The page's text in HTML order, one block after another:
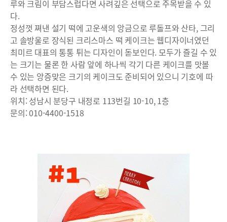
루와 크림이 부담스럽다면 사려깊은 선택으로 주목받을 수 있
다.
정성껏 쪄낸 설기 떡에 고운색의 앙금으로 루돌프와 산타, 그리
고 솔방울로 장식된 크리스마스 떡 케이크는 웹디자이너였던
최미르 대표의 통통 튀는 디자인이 돋보인다. 모두가 즐길 수 있
는 크기는 물론 한 사람 앞에 하나씩 각기 다른 케이크를 맛볼
수 있는 앙증맞은 크기의 케이크도 준비되어 있으니 기호에 따
라 선택하면 된다.
위치: 성남시 분당구 내정로 113번길 10-10, 1층
문의: 010-4400-1518